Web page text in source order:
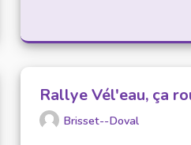
BLEUE
Rallye Vél'eau, ça
Brisset--Doval